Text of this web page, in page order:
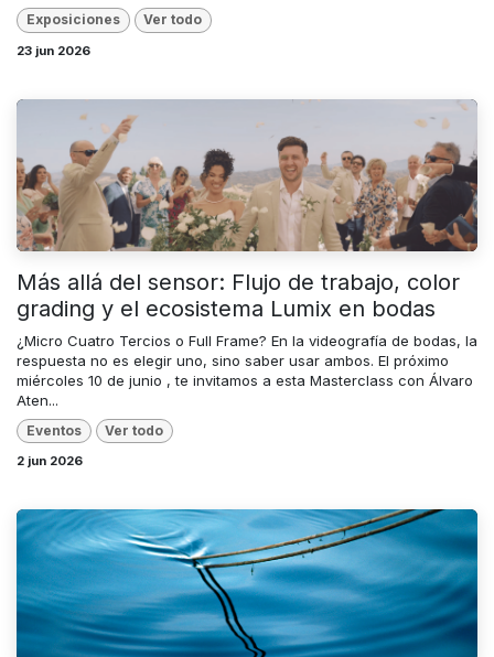
Exposiciones Ver todo
23 jun 2026
Más allá del sensor: Flujo de trabajo, color
grading y el ecosistema Lumix en bodas
¿Micro Cuatro Tercios o Full Frame? En la videografía de bodas, la
respuesta no es elegir uno, sino saber usar ambos. El próximo
miércoles 10 de junio , te invitamos a esta Masterclass con Álvaro
Aten...
Eventos Ver todo
2 jun 2026